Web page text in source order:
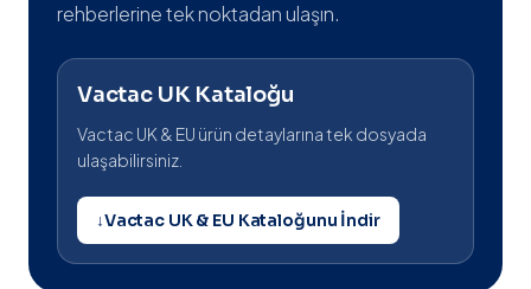
rehberlerine tek noktadan ulaşın.
Vactac UK Kataloğu
Vactac UK & EU ürün detaylarına tek dosyada
ulaşabilirsiniz.
↓Vactac UK & EU Kataloğunu İndir